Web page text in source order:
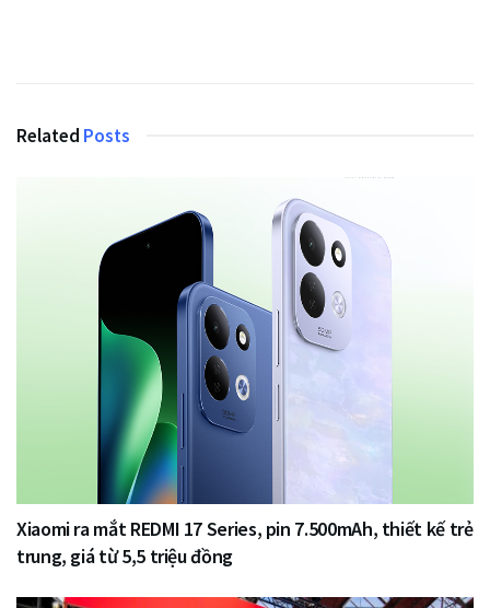
Related Posts
Xiaomi ra mắt REDMI 17 Series, pin 7.500mAh, thiết kế trẻ
trung, giá từ 5,5 triệu đồng